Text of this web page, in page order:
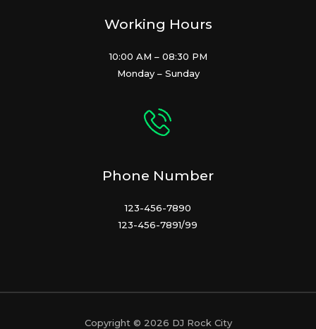
Working Hours
10:00 AM – 08:30 PM
Monday – Sunday
Phone Number
123-456-7890
123-456-7891/99
Copyright © 2026 DJ Rock City